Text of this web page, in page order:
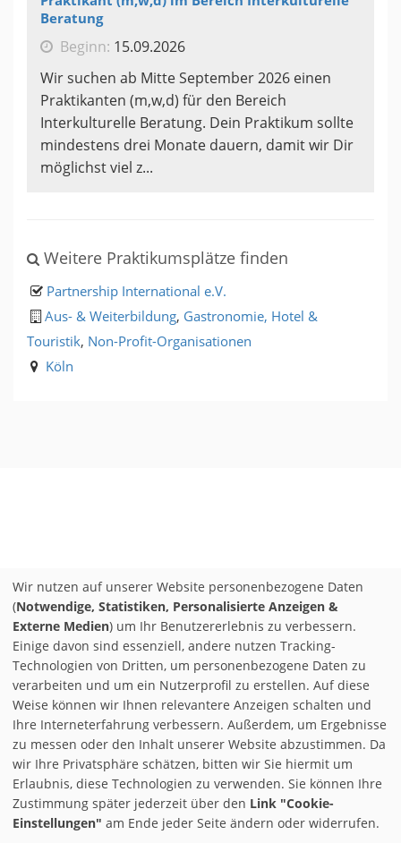
Beratung
Beginn: 15.09.2026
Wir suchen ab Mitte September 2026 einen
Praktikanten (m,w,d) für den Bereich
Interkulturelle Beratung. Dein Praktikum sollte
mindestens drei Monate dauern, damit wir Dir
möglichst viel z...
Weitere Praktikumsplätze finden
Partnership International e.V.
Aus- & Weiterbildung, Gastronomie, Hotel &
Touristik, Non-Profit-Organisationen
Köln
Wir nutzen auf unserer Website personenbezogene Daten
(Notwendige, Statistiken, Personalisierte Anzeigen &
Externe Medien) um Ihr Benutzererlebnis zu verbessern.
Einige davon sind essenziell, andere nutzen Tracking-
Technologien von Dritten, um personenbezogene Daten zu
verarbeiten und um ein Nutzerprofil zu erstellen. Auf diese
Weise können wir Ihnen relevantere Anzeigen schalten und
Ihre Interneterfahrung verbessern. Außerdem, um Ergebnisse
zu messen oder den Inhalt unserer Website abzustimmen. Da
wir Ihre Privatsphäre schätzen, bitten wir Sie hiermit um
Erlaubnis, diese Technologien zu verwenden. Sie können Ihre
Zustimmung später jederzeit über den Link "Cookie-
Einstellungen" am Ende jeder Seite ändern oder widerrufen.